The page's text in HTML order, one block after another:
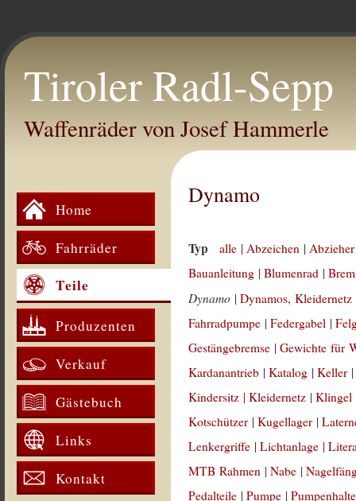
Tiroler Radl-Sepp
Waffenräder von Josef Hammerle
Home
Fahrräder
Teile
Produzenten
Verkauf
Gästebuch
Links
Kontakt
Dynamo
Typ alle |Abzeichen |
Bauanleitung |Blumenrad |
Dynamo |Dynamos, Kleidernetz
Fahrradpumpe |Federgabel |
Gestängebremse |Gewichte für
Kardanantrieb |Katalog |Keller
Kindersitz |Kleidernetz |Klingel
Kotschützer |Kugellager |
Lenkergriffe |Lichtanlage |
MTB Rahmen |Nabe |
Pedalteile |Pumpe |